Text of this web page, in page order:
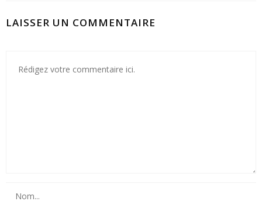
LAISSER UN COMMENTAIRE